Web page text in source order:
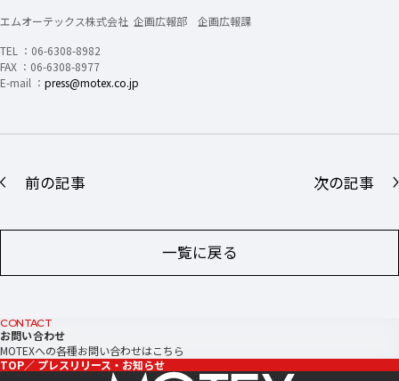
エムオーテックス株式会社 企画広報部 企画広報課
TEL ：06-6308-8982
FAX ：06-6308-8977
E-mail ： press@motex.co.jp
前の記事
一覧に戻る
次の記事
CONTACT
お問い合わせ
MOTEXへの各種お問い合わせはこちら
TOP
プレスリリース・お知らせ